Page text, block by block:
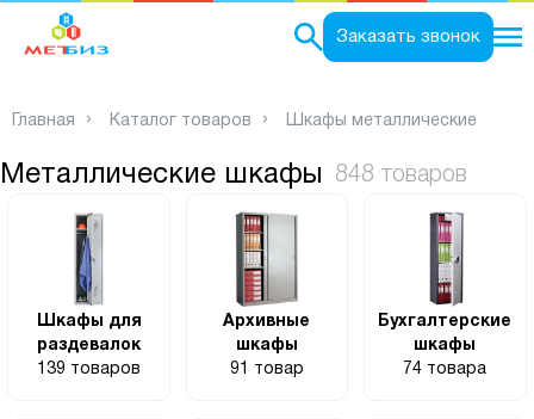
Заказать звонок
Главная Каталог товаров Шкафы металлические
Металлические шкафы 848 товаров
Шкафы для
раздевалок
139 товаров
Архивные
шкафы
91 товар
Бухгалтерские
шкафы
74 товара